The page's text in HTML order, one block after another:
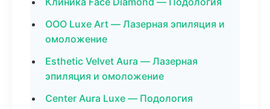
ООО Luxe Art — Лазерная эпиляция и
омоложение
Esthetic Velvet Aura — Лазерная
эпиляция и омоложение
Center Aura Luxe — Подология